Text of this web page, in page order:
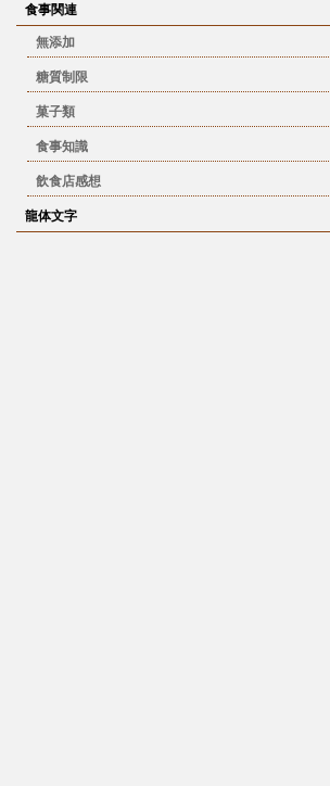
食事関連
無添加
糖質制限
菓子類
食事知識
飲食店感想
龍体文字